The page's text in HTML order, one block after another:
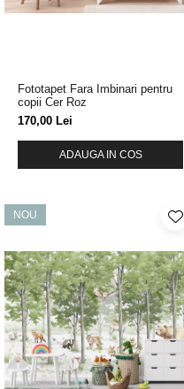
Fototapet Fara Imbinari pentru
copii Cer Roz
170,00 Lei
ADAUGA IN COS
NOU